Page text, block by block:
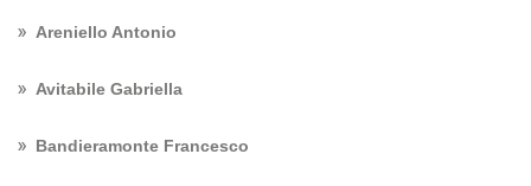
Areniello Antonio
Avitabile Gabriella
Bandieramonte Francesco